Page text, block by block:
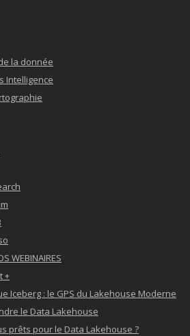
la donnée
Intelligence
WEBINAIRES
+
Iceberg : le GPS du Lakehouse Moderne
le Data Lakehouse
prêts pour le Data Lakehouse ?